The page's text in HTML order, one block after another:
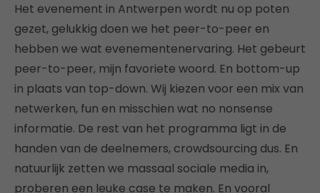
Het evenement in Antwerpen wordt nu op poten
gezet, gelukkig doen we het peer-to-peer en
hebben we wat evenementenervaring. Het gebeurt
peer-to-peer, mijn favoriete woord. En bottom-up
in plaats van top-down. Wij kiezen voor een mix van
netwerken, fun en misschien wat no nonsense
informatie. De rest van het programma ligt in de
handen van de deelnemers, crowdsourcing dus. En
natuurlijk zetten we massaal sociale media in,
proberen een leuke case te maken. En vooral